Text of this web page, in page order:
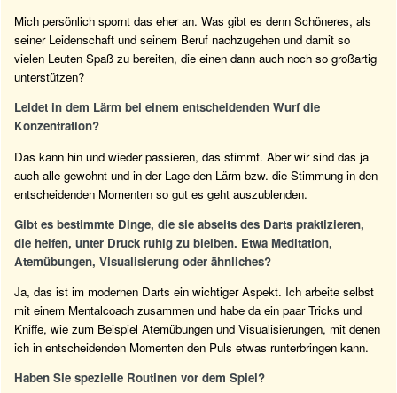
Mich persönlich spornt das eher an. Was gibt es denn Schöneres, als
seiner Leidenschaft und seinem Beruf nachzugehen und damit so
vielen Leuten Spaß zu bereiten, die einen dann auch noch so großartig
unterstützen?
Leidet in dem Lärm bei einem entscheidenden Wurf die
Konzentration?
Das kann hin und wieder passieren, das stimmt. Aber wir sind das ja
auch alle gewohnt und in der Lage den Lärm bzw. die Stimmung in den
entscheidenden Momenten so gut es geht auszublenden.
Gibt es bestimmte Dinge, die sie abseits des Darts praktizieren,
die helfen, unter Druck ruhig zu bleiben. Etwa Meditation,
Atemübungen, Visualisierung oder ähnliches?
Ja, das ist im modernen Darts ein wichtiger Aspekt. Ich arbeite selbst
mit einem Mentalcoach zusammen und habe da ein paar Tricks und
Kniffe, wie zum Beispiel Atemübungen und Visualisierungen, mit denen
ich in entscheidenden Momenten den Puls etwas runterbringen kann.
Haben Sie spezielle Routinen vor dem Spiel?